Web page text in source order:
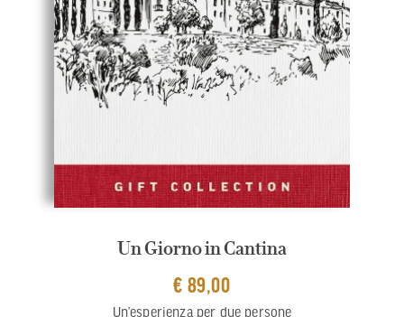
Un Giorno in Cantina
€ 89,00
Un’esperienza per due persone